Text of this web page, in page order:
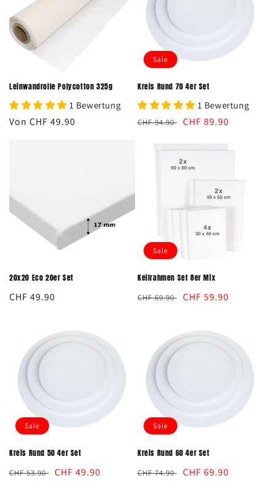
Leinwandrolle Polycotton 325g
1 Bewertung
Normaler
Von CHF 49.90
Sale
Kreis Rund 70 4er Set
1 Bewertung
Normaler
CHF 94.90 Verkaufspreis
CHF 89.90
20x20 Eco 20er Set
Normaler
CHF 49.90
Sale
Keilrahmen Set 8er Mix
Normaler
CHF 69.90 Verkaufspreis
CHF 59.90
Sale
Kreis Rund 50 4er Set
Normaler
CHF 53.90 Verkaufspreis
CHF 49.90
Sale
Kreis Rund 60 4er Set
Normaler
CHF 74.90 Verkaufspreis
CHF 69.90